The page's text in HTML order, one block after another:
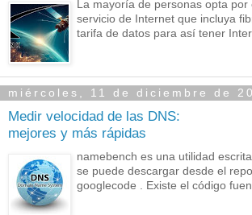
La mayoría de personas opta por
servicio de Internet que incluya
tarifa de datos para así tener
miércoles, 11 de diciembre de
Medir velocidad de las DNS:
mejores y más rápidas
namebench es una utilidad
se puede descargar desde el
googlecode . Existe el código